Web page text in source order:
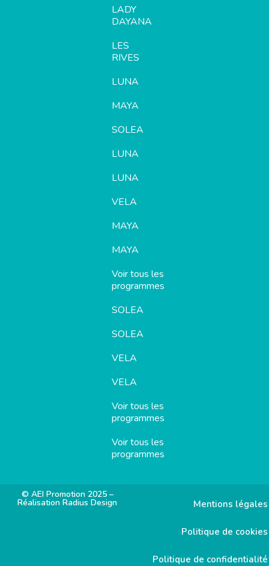
LADY
DAYANA
LES
RIVES
LUNA
MAYA
SOLEA
LUNA
LUNA
VELA
MAYA
MAYA
Voir tous les
programmes
SOLEA
SOLEA
VELA
VELA
Voir tous les
programmes
Voir tous les
programmes
© AEI Promotion 2025 –
Réalisation Radius Design Mentions légales
Politique de cookies
Politique de confidentialité